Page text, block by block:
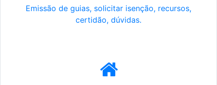
Emissão de guias, solicitar isenção, recursos,
certidão, dúvidas.